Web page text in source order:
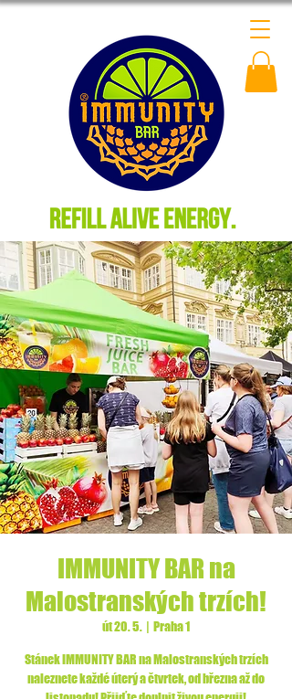
IMMUNITY BAR na
Malostranských trzích!
út 20. 5.
  |
Praha 1
Stánek IMMUNITY BAR na Malostranských trzích
naleznete každé úterý a čtvrtek, od března až do